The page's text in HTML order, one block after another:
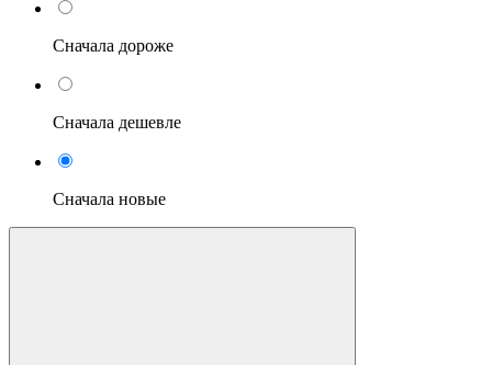
Сначала дороже
Сначала дешевле
Сначала новые